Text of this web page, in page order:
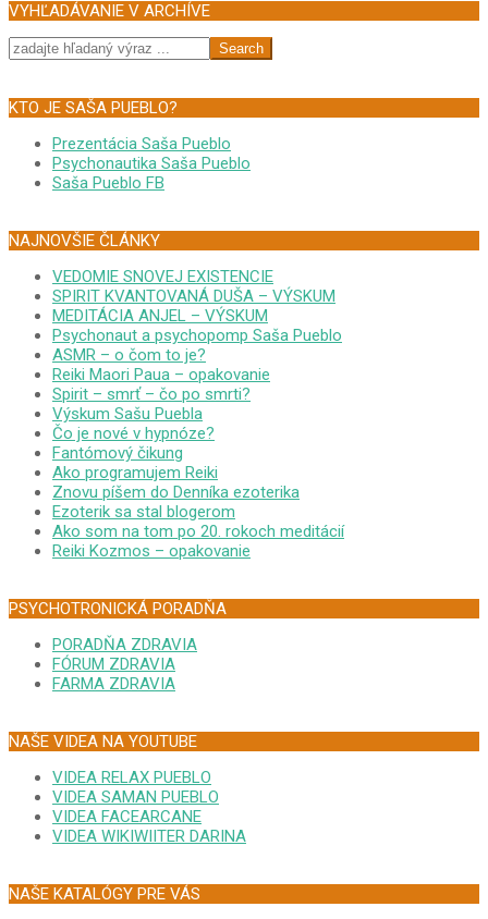
VYHĽADÁVANIE V ARCHÍVE
Search
KTO JE SAŠA PUEBLO?
Prezentácia Saša Pueblo
Psychonautika Saša Pueblo
Saša Pueblo FB
NAJNOVŠIE ČLÁNKY
VEDOMIE SNOVEJ EXISTENCIE
SPIRIT KVANTOVANÁ DUŠA – VÝSKUM
MEDITÁCIA ANJEL – VÝSKUM
Psychonaut a psychopomp Saša Pueblo
ASMR – o čom to je?
Reiki Maori Paua – opakovanie
Spirit – smrť – čo po smrti?
Výskum Sašu Puebla
Čo je nové v hypnóze?
Fantómový čikung
Ako programujem Reiki
Znovu píšem do Denníka ezoterika
Ezoterik sa stal blogerom
Ako som na tom po 20. rokoch meditácií
Reiki Kozmos – opakovanie
PSYCHOTRONICKÁ PORADŇA
PORADŇA ZDRAVIA
FÓRUM ZDRAVIA
FARMA ZDRAVIA
NAŠE VIDEA NA YOUTUBE
VIDEA RELAX PUEBLO
VIDEA SAMAN PUEBLO
VIDEA FACEARCANE
VIDEA WIKIWIITER DARINA
NAŠE KATALÓGY PRE VÁS